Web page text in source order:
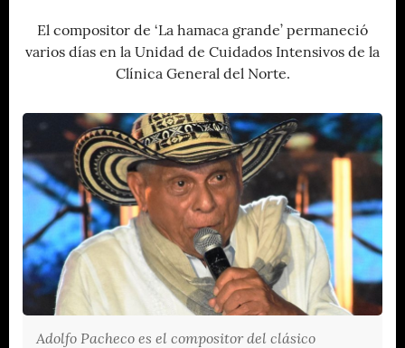
El compositor de ‘La hamaca grande’ permaneció
varios días en la Unidad de Cuidados Intensivos de la
Clínica General del Norte.
Adolfo Pacheco es el compositor del clásico